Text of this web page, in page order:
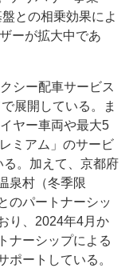
との相乗効果によ
ーが拡大中であ
シー配車サービス
展開している。ま
ヤー車両や最大5
ミアム」のサービ
。加えて、京都府
泉村（冬季限
のパートナーシッ
り、2024年4月か
ナーシップによる
ポートしている。